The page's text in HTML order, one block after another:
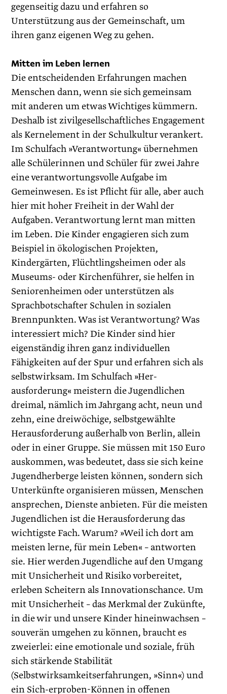
gegenseitig dazu und erfahren so
Unterstützung aus der Gemeinschaft, um
ihren ganz eigenen Weg zu gehen.
Mitten im Leben lernen
Die entscheidenden Erfahrungen machen
Menschen dann, wenn sie sich gemeinsam
mit anderen um etwas Wichtiges kümmern.
Deshalb ist zivilgesellschaftliches Engagement
als Kernelement in der Schulkultur verankert.
Im Schulfach »Verantwortung« übernehmen
alle Schülerinnen und Schüler für zwei Jahre
eine verantwortungsvolle Aufgabe im
Gemeinwesen. Es ist Pflicht für alle, aber auch
hier mit hoher Freiheit in der Wahl der
Aufgaben. Verantwortung lernt man mitten
im Leben. Die Kinder engagieren sich zum
Beispiel in ökologischen Projekten,
Kindergärten, Flüchtlingsheimen oder als
Museums- oder Kirchenführer, sie helfen in
Seniorenheimen oder unterstützen als
Sprachbotschafter Schulen in sozialen
Brennpunkten. Was ist Verantwortung? Was
interessiert mich? Die Kinder sind hier
eigenständig ihren ganz individuellen
Fähigkeiten auf der Spur und erfahren sich als
selbstwirksam. Im Schulfach »Her­
ausforderung« meistern die Jugendlichen
dreimal, nämlich im Jahrgang acht, neun und
zehn, eine dreiwöchige, selbstgewählte
Herausforderung außerhalb von Berlin, allein
oder in einer Gruppe. Sie müssen mit 150 Euro
auskommen, was bedeutet, dass sie sich keine
Jugendherberge leisten können, sondern sich
Unterkünfte organisieren müssen, Menschen
ansprechen, Dienste anbieten. Für die meisten
Jugendlichen ist die Herausforderung das
wichtigste Fach. Warum? »Weil ich dort am
meisten lerne, für mein Leben« – antworten
sie. Hier werden Jugendliche auf den Umgang
mit Unsicherheit und Risiko vorbereitet,
erleben Scheitern als Innovationschance. Um
mit Unsicherheit – das Merkmal der Zukünfte,
in die wir und unsere Kinder hineinwachsen –
souverän umgehen zu können, braucht es
zweierlei: eine emotionale und soziale, früh
sich stärkende Stabilität
(Selbstwirksamkeitserfahrungen, »Sinn«) und
ein Sich-erproben-Können in offenen